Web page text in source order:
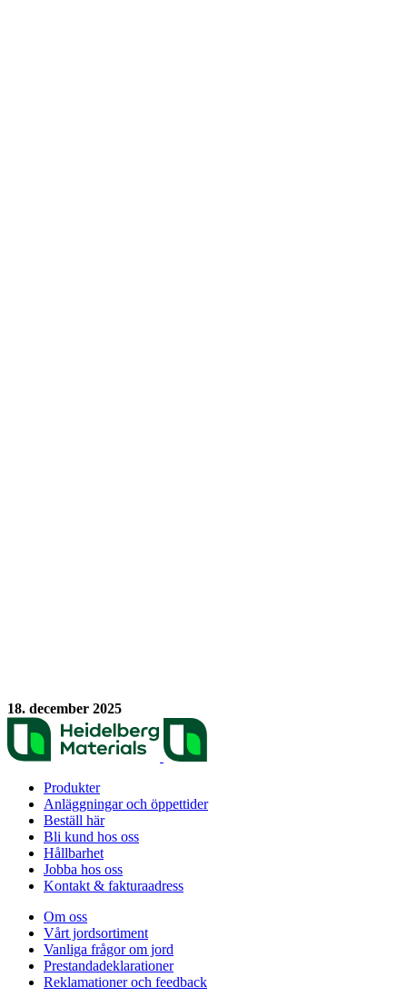
18. december 2025
Produkter
Anläggningar och öppettider
Beställ här
Bli kund hos oss
Hållbarhet
Jobba hos oss
Kontakt & fakturaadress
Om oss
Vårt jordsortiment
Vanliga frågor om jord
Prestanda­deklarationer
Reklamationer och feedback